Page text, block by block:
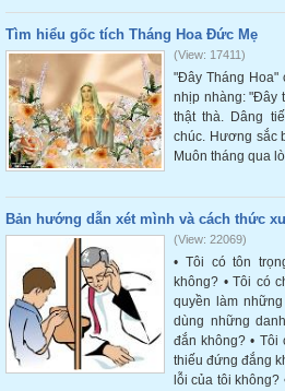
Tìm hiểu gốc tích Tháng Hoa Đức Mẹ
(View: 17411)
"Đây Tháng Hoa"
nhịp nhàng: "Đây
thật thà. Dâng
chúc. Hương sắc
Muôn tháng qua
Bản hướng dẫn xét mình và cách thức
(View: 22069)
• Tôi có tôn
không? • Tôi có
quyền làm
dùng những
đắn không? • Tôi
thiếu đứng đắng
lỗi của tôi không?